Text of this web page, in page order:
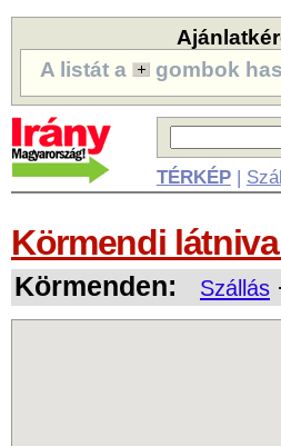
A listát a
gombok
TÉRKÉP|
Körmendi
Körmenden: Szállás